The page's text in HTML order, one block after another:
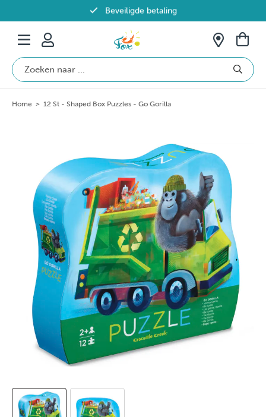
Beveiligde betaling
Gratis verzending vanaf €69 in België
Home > 12 St - Shaped Box Puzzles - Go Gorilla